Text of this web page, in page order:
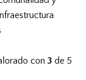
con 3 de 5